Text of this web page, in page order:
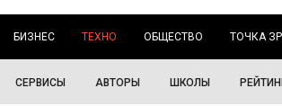
БИЗНЕС ТЕХНО ОБЩЕСТВО ТОЧКА
СЕРВИСЫ АВТОРЫ ШКОЛЫ